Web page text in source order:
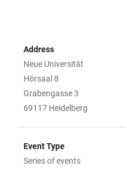
Address
Neue Universität
Hörsaal 8
Grabengasse 3
69117 Heidelberg
Event Type
Series of events